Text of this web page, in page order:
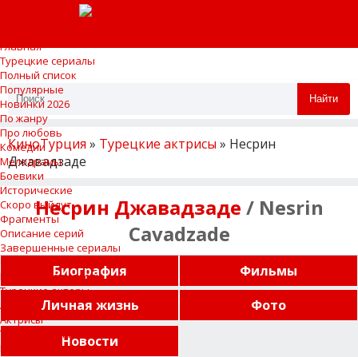
Главная
Турецкие сериалы
Полный список
Популярные
Новинки 2026
По жанру
Про любовь
Комедии
Мелодрамы
Боевики
Исторические
Скоро выйдут
Фрагменты
Описание серий
Завершенные сериалы
Сериалы на перерыве
Песни из сериалов
Турецкие актеры
Актеры
Актрисы
Турецкие фильмы
Новости
Найти
КиноТурция » Турецкие актрисы » Несрин
Джавадзаде
Несрин Джавадзаде / Nesrin
Cavadzade
Биография
Фильмы
Личная жизнь
Фото
Новости